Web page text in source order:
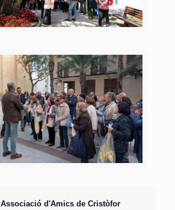
Associació d'Amics de Cristòfor